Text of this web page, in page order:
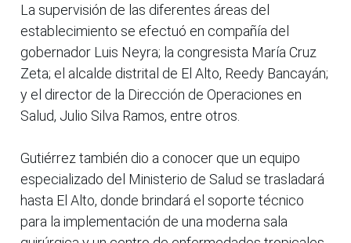
La supervisión de las diferentes áreas del
establecimiento se efectuó en compañía del
gobernador Luis Neyra; la congresista María Cruz
Zeta; el alcalde distrital de El Alto, Reedy Bancayán;
y el director de la Dirección de Operaciones en
Salud, Julio Silva Ramos, entre otros.
Gutiérrez también dio a conocer que un equipo
especializado del Ministerio de Salud se trasladará
hasta El Alto, donde brindará el soporte técnico
para la implementación de una moderna sala